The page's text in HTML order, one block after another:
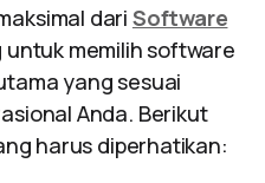
dari Software
untuk memilih software
yang sesuai
Anda. Berikut
harus diperhatikan: